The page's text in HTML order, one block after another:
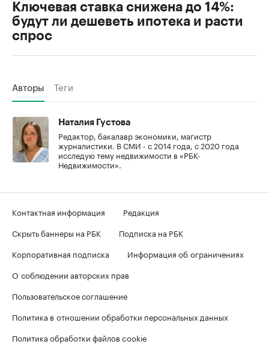
Ключевая ставка снижена до 14%:
будут ли дешеветь ипотека и расти
спрос
Авторы Теги
Наталия Густова
Редактор, бакалавр экономики, магистр
журналистики. В СМИ - с 2014 года, с 2020 года
исследую тему недвижимости в «РБК-
Недвижимости».
Контактная информация
Редакция
Скрыть баннеры на РБК
Подписка на РБК
Корпоративная подписка
Информация об ограничениях
О соблюдении авторских прав
Пользовательское соглашение
Политика в отношении обработки персональных данных
Политика обработки файлов cookie